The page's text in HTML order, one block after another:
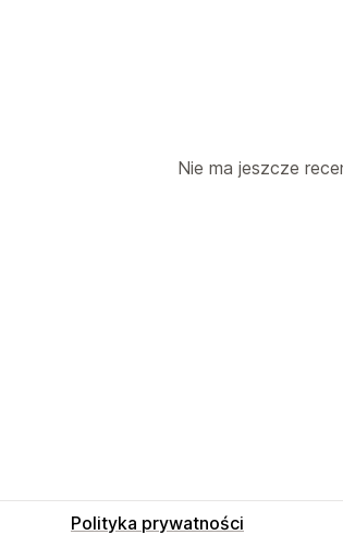
Nie ma jeszcze
Polityka prywatności